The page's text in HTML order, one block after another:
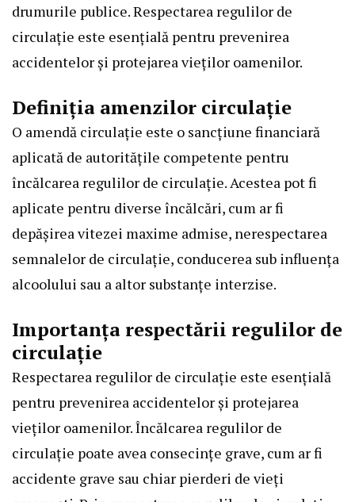
drumurile publice. Respectarea regulilor de
circulație este esențială pentru prevenirea
accidentelor și protejarea vieților oamenilor.
Definiția amenzilor circulație
O amendă circulație este o sancțiune financiară
aplicată de autoritățile competente pentru
încălcarea regulilor de circulație. Acestea pot fi
aplicate pentru diverse încălcări, cum ar fi
depășirea vitezei maxime admise, nerespectarea
semnalelor de circulație, conducerea sub influența
alcoolului sau a altor substanțe interzise.
Importanța respectării regulilor de
circulație
Respectarea regulilor de circulație este esențială
pentru prevenirea accidentelor și protejarea
vieților oamenilor. Încălcarea regulilor de
circulație poate avea consecințe grave, cum ar fi
accidente grave sau chiar pierderi de vieți